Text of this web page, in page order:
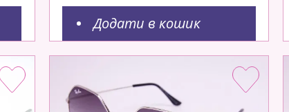
Додати в кошик